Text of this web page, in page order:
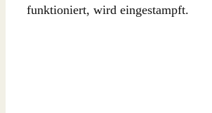
funktioniert, wird eingestampft.